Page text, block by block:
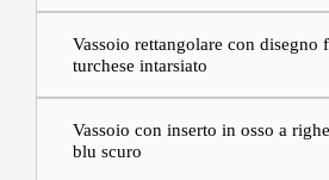
Vassoio rettangolare con disegno
turchese intarsiato
Vassoio con inserto in osso a
blu scuro